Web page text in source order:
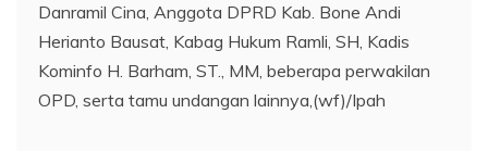
Danramil Cina, Anggota DPRD Kab. Bone Andi
Herianto Bausat, Kabag Hukum Ramli, SH, Kadis
Kominfo H. Barham, ST., MM, beberapa perwakilan
OPD, serta tamu undangan lainnya,(wf)/Ipah